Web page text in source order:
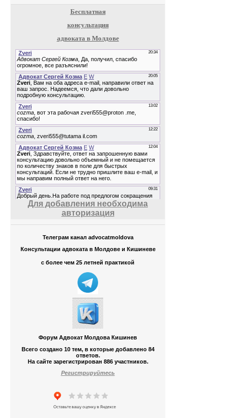
Бесплатная
консультация
адвоката в Молдове
Для добавления необходима
авторизация
Телеграм канал advocatmoldova
Консультации адвоката в Молдове и Кишиневе
с более чем 25 летней практикой
Форум Адвокат Молдова Кишинев
Всего создано 10 тем, в которые добавлено 84
ответов.
На сайте зарегистрирован 886 участников.
Регистрируйтесь